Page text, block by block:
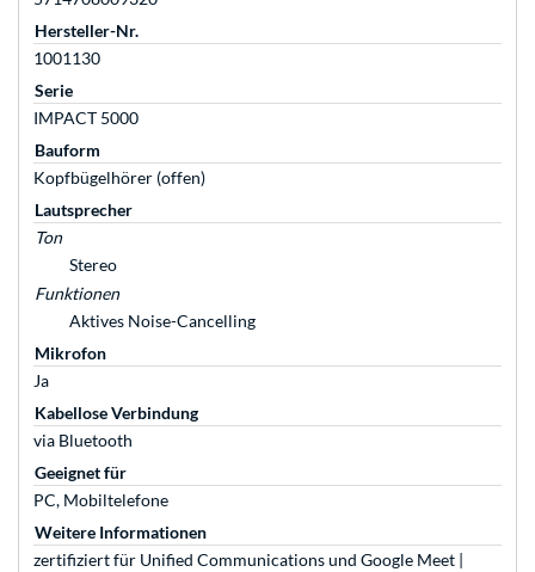
Hersteller-Nr.
1001130
Serie
IMPACT 5000
Bauform
Kopfbügelhörer (offen)
Lautsprecher
Ton
Stereo
Funktionen
Aktives Noise-Cancelling
Mikrofon
Ja
Kabellose Verbindung
via Bluetooth
Geeignet für
PC, Mobiltelefone
Weitere Informationen
zertifiziert für Unified Communications und Google Meet |